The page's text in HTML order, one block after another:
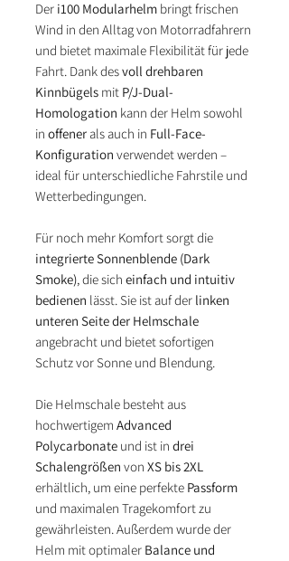
Der i100 Modularhelm bringt frischen
Wind in den Alltag von Motorradfahrern
und bietet maximale Flexibilität für jede
Fahrt. Dank desvoll drehbaren
Kinnbügels mit P/J-Dual-
Homologation kann der Helm sowohl
in offener als auch in Full-Face-
Konfiguration verwendet werden –
ideal für unterschiedliche Fahrstile und
Wetterbedingungen.
Für noch mehr Komfort sorgt die
integrierte Sonnenblende (Dark
Smoke), die sich einfach und intuitiv
bedienen lässt. Sie ist auf der linken
unteren Seite der Helmschale
angebracht und bietet sofortigen
Schutz vor Sonne und Blendung.
Die Helmschale besteht aus
hochwertigem Advanced
Polycarbonate und ist in drei
Schalengrößen von XS bis 2XL
erhältlich, um eine perfekte Passform
und maximalen Tragekomfort zu
gewährleisten. Außerdem wurde der
Helm mit optimaler Balance und